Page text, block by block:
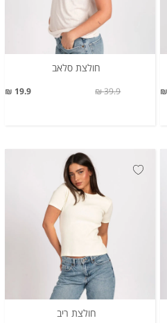
חולצת סלאב
19.9 ₪ 39.9 ₪
חולצת ריב